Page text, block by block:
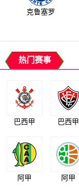
克鲁塞罗
热门赛事
巴西甲 巴西甲
阿甲 阿甲